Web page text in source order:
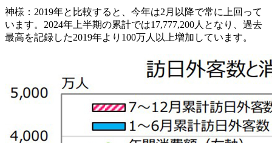
神様： 2019年と比較すると、今年は2月以降で常に上回って
います。2024年上半期の累計では17,777,200人となり、過去
最高を記録した2019年より100万人以上増加しています。